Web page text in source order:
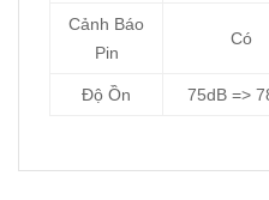
Cảnh Báo
Pin
Có
Độ Ồn 75dB =>